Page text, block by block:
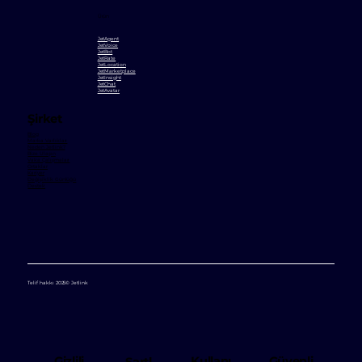
Ürün
JetAgent
JetVoice
JetBot
JetRate
JetLocation
JetMarketplace
JetInsight
JetChat
JetAvatar
Şirket
Marka Varlıkları
Vaka Çalışmaları
Telif hakkı 2025© Jetlink